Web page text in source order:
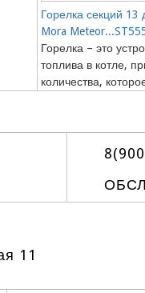
Горелка секций 13
Mora
Горелка – это
топлива в котле,
количества,
11